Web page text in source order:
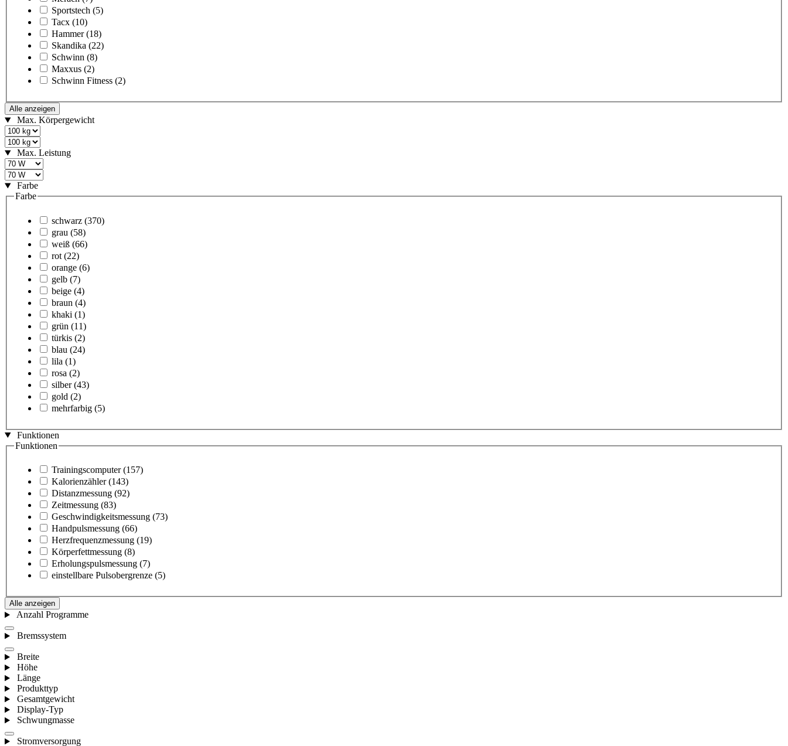
Sportstech (5)
Tacx (10)
Hammer (18)
Skandika (22)
Schwinn (8)
Maxxus (2)
Schwinn Fitness (2)
Alle anzeigen
Max. Körpergewicht
Max. Leistung
Farbe
Farbe
schwarz (370)
grau (58)
weiß (66)
rot (22)
orange (6)
gelb (7)
beige (4)
braun (4)
khaki (1)
grün (11)
türkis (2)
blau (24)
lila (1)
rosa (2)
silber (43)
gold (2)
mehrfarbig (5)
Funktionen
Funktionen
Trainingscomputer (157)
Kalorienzähler (143)
Distanzmessung (92)
Zeitmessung (83)
Geschwindigkeitsmessung (73)
Handpulsmessung (66)
Herzfrequenzmessung (19)
Körperfettmessung (8)
Erholungspulsmessung (7)
einstellbare Pulsobergrenze (5)
Alle anzeigen
Anzahl Programme
Bremssystem
Breite
Höhe
Länge
Produkttyp
Gesamtgewicht
Display-Typ
Schwungmasse
Stromversorgung